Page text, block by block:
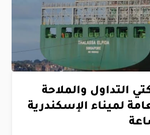
التداول والملاحة
لميناء الإسكندرية